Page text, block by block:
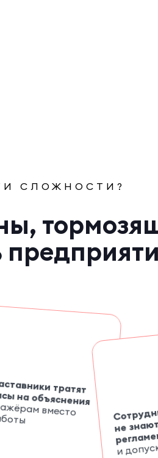
СЛОЖНОСТИ?
тратят
на объяснения
вместо
не знают
и